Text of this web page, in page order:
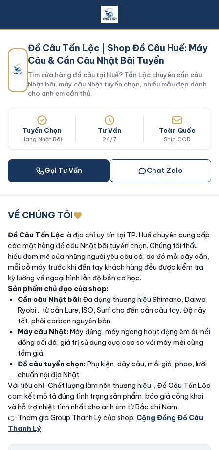
Đồ Câu Tấn Lộc | Shop Đồ Câu Huế: Máy
Câu & Cần Câu Nhật Bãi Tuyển
Tìm cửa hàng đồ câu tại Huế? Tấn Lộc chuyên cần câu
Nhật bãi, máy câu Nhật tuyển chọn, nhiều mẫu đẹp dành
cho anh em cần thủ.
Tuyển Chọn
Hàng Nhật Bãi
Tư Vấn
24/7
Toàn Quốc
Ship COD
Gọi Tư Vấn Chat Zalo
VỀ CHÚNG TÔI
Đồ Câu Tấn Lộclà địa chỉ uy tín tại TP. Huế chuyên cung cấp
các mặt hàng đồ câu Nhật bãi tuyển chọn. Chúng tôi thấu
hiểu đam mê của những người yêu câu cá, do đó mỗi cây cần,
mỗi cỗ máy trước khi đến tay khách hàng đều được kiểm tra
kỹ lưỡng về ngoại hình lẫn độ bền cơ học.
Sản phẩm chủ đạo của shop:
Cần câu Nhật bãi:Đa dạng thương hiệu Shimano, Daiwa,
Ryobi... từ cần Lure, ISO, Surf cho đến cần câu tay. Độ nảy
tốt, phôi carbon nguyên bản.
Máy câu Nhật:Máy đứng, máy ngang hoạt động êm ái, nồi
đồng cối đá, giá trị sử dụng cực cao so với máy mới cùng
tầm giá.
Đồ câu tuyển chọn:Phụ kiện, dây câu, mồi giả, phao, lưỡi
chuẩn nội địa Nhật.
Với tiêu chí "Chất lượng làm nên thương hiệu", Đồ Câu Tấn Lộc
cam kết mô tả đúng tình trạng sản phẩm, báo giá công khai
và hỗ trợ nhiệt tình nhất cho anh em từ Bắc chí Nam.
👉 Tham gia Group Thanh Lý của shop: Cộng Đồng Đồ Câu
Thanh Lý